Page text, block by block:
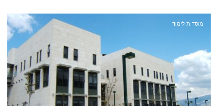
מוסדות לימוד